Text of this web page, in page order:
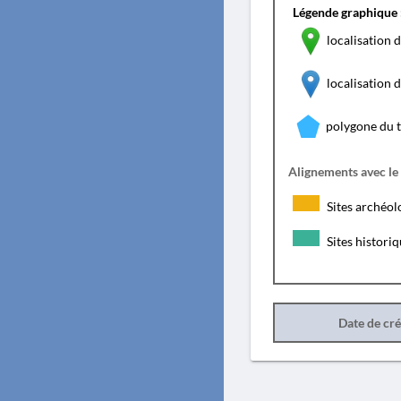
Légende graphique
localisation
localisation
polygone du
Alignements avec
Sites
Sites
Date de